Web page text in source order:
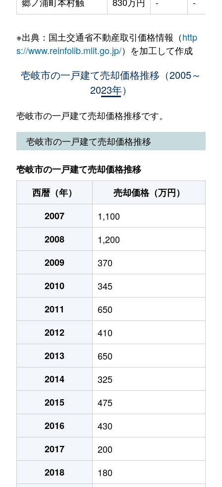
※出典：国土交通省不動産取引価格情報（http
s://www.reinfolib.mlit.go.jp/）を加工して作成
壱岐市の一戸建て売却価格推移（2005～
2023年）
壱岐市の一戸建て売却価格推移です。
壱岐市の一戸建て売却価格推移
壱岐市の一戸建て売却価格推移
西暦（年）
売却価格（万円）
2007
1,100
2008
1,200
2009
370
2010
345
2011
650
2012
410
2013
650
2014
325
2015
475
2016
430
2017
200
2018
180